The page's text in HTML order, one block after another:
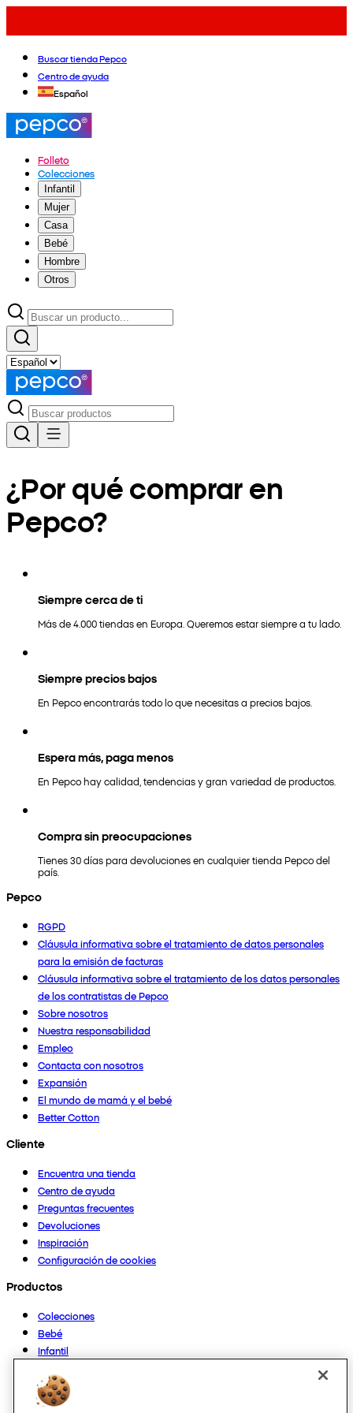
Buscar tienda Pepco
Centro de ayuda
Español
Folleto
Colecciones
Infantil
Mujer
Casa
Bebé
Hombre
Otros
¿Por qué comprar en
Pepco?
Siempre cerca de ti
Más de 4.000 tiendas en Europa. Queremos estar siempre a tu lado.
Siempre precios bajos
En Pepco encontrarás todo lo que necesitas a precios bajos.
Espera más, paga menos
En Pepco hay calidad, tendencias y gran variedad de productos.
Compra sin preocupaciones
Tienes 30 días para devoluciones en cualquier tienda Pepco del
país.
Pepco
RGPD
Cláusula informativa sobre el tratamiento de datos personales
para la emisión de facturas
Cláusula informativa sobre el tratamiento de los datos personales
de los contratistas de Pepco
Sobre nosotros
Nuestra responsabilidad
Empleo
Contacta con nosotros
Expansión
El mundo de mamá y el bebé
Better Cotton
Cliente
Encuentra una tienda
Centro de ayuda
Preguntas frecuentes
Devoluciones
Inspiración
Configuración de cookies
Productos
Colecciones
Bebé
Infantil
Mujer
Hombre